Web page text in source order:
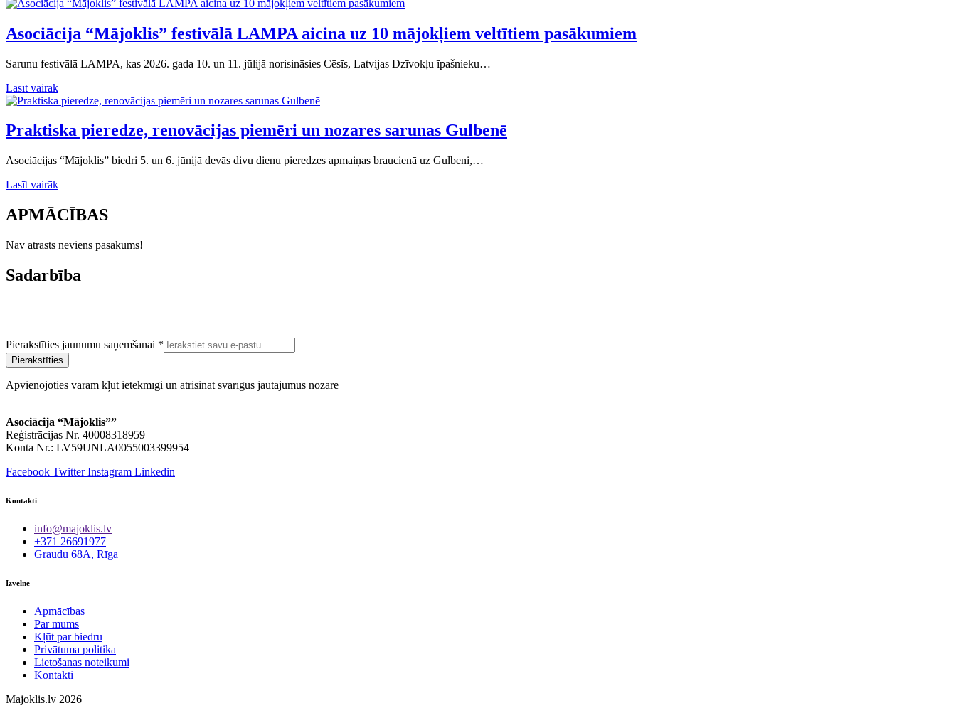
Asociācija “Mājoklis” festivālā LAMPA aicina uz 10 mājokļiem veltītiem pasākumiem
Sarunu festivālā LAMPA, kas 2026. gada 10. un 11. jūlijā norisināsies Cēsīs, Latvijas Dzīvokļu īpašnieku…
Lasīt vairāk
Praktiska pieredze, renovācijas piemēri un nozares sarunas Gulbenē
Asociācijas “Mājoklis” biedri 5. un 6. jūnijā devās divu dienu pieredzes apmaiņas braucienā uz Gulbeni,…
Lasīt vairāk
APMĀCĪBAS
Nav atrasts neviens pasākums!
Sadarbība
Pierakstīties jaunumu saņemšanai *
Pierakstīties
Apvienojoties varam kļūt ietekmīgi un atrisināt svarīgus jautājumus nozarē
Asociācija “Mājoklis””
Reģistrācijas Nr. 40008318959
Konta Nr.: LV59UNLA0055003399954
Facebook Twitter Instagram Linkedin
Kontakti
info@majoklis.lv
+371 26691977
Graudu 68A, Rīga
Izvēlne
Apmācības
Par mums
Kļūt par biedru
Privātuma politika
Lietošanas noteikumi
Kontakti
Majoklis.lv 2026